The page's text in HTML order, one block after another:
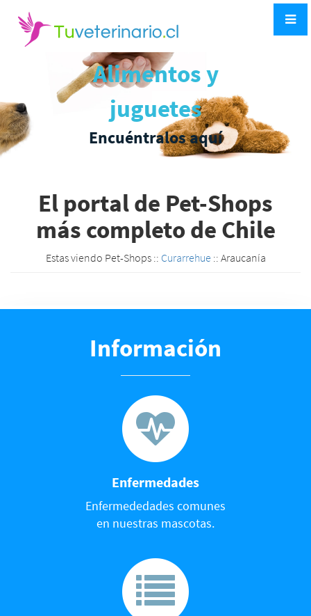
Alimentos y
juguetes
Encuéntralos aquí
El portal de Pet-Shops
más completo de Chile
Estas viendo Pet-Shops :: Curarrehue :: Araucanía
Información
Enfermedades
Enfermededades comunes
en nuestras mascotas.